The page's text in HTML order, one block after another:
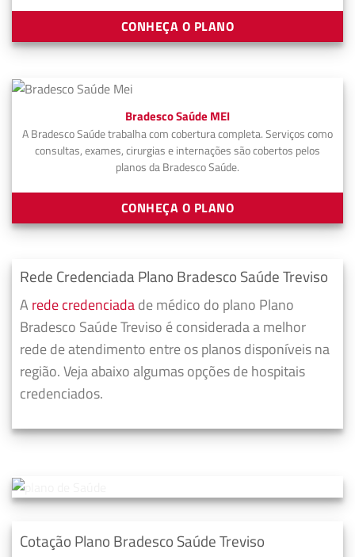
CONHEÇA O PLANO
Bradesco Saúde MEI
A Bradesco Saúde trabalha com cobertura completa. Serviços como
consultas, exames, cirurgias e internações são cobertos pelos
planos da Bradesco Saúde.
CONHEÇA O PLANO
Rede Credenciada Plano Bradesco Saúde Treviso
A rede credenciadade médico do plano Plano
Bradesco Saúde Treviso é considerada a melhor
rede de atendimento entre os planos disponíveis na
região. Veja abaixo algumas opções de hospitais
credenciados.
Cotação Plano Bradesco Saúde Treviso